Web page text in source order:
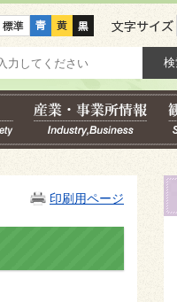
色合い
印刷用ページ